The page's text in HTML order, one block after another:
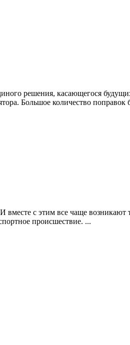
решения, касающегося
Большое количество
вместе с этим все чаще
происшествие. ...